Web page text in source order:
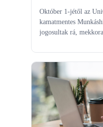
Október 1-jétől az
kamatmentes
jogosultak rá,
kellenek, és mire
költségek és gyakori